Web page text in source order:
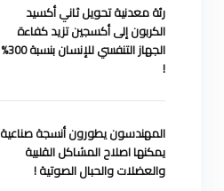
رئة معدنية تحويل ثاني أكسيد
الكربون إلى أكسجين تزيد كفاءة
الجهاز التنفسي للإنسان بنسبة 300%
!
المهندسون يطورون أنسجة صناعية
يمكنها اصلاح المشاكل القلبية
والعضلات والحبال الصوتية !